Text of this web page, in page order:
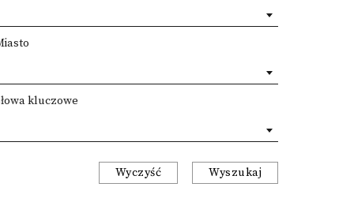
kluczowe
Wyczyść Wyszukaj